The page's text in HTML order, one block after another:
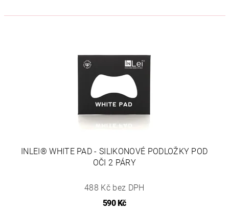
INLEI® WHITE PAD - SILIKONOVÉ PODLOŽKY POD
OČI 2 PÁRY
488 Kč bez DPH
590 Kč